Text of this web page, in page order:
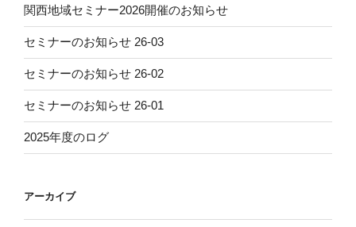
ジ
送
り
関西地域セミナー2026開催のお知らせ
セミナーのお知らせ 26-03
セミナーのお知らせ 26-02
セミナーのお知らせ 26-01
2025年度のログ
アーカイブ